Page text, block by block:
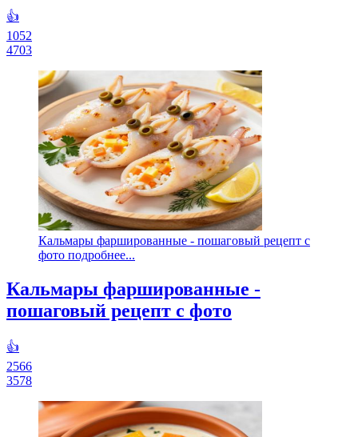
👍
1052
4703
Кальмары фаршированные - пошаговый рецепт с
фото подробнее...
Кальмары фаршированные -
пошаговый рецепт с фото
👍
2566
3578